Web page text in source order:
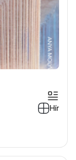
Hír